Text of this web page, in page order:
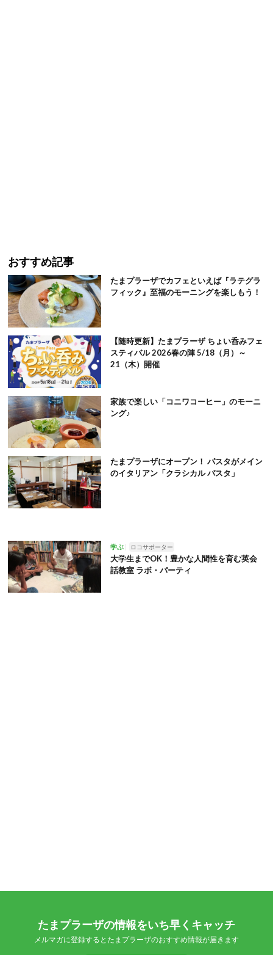
おすすめ記事
たまプラーザでカフェといえば『ラテグラ
フィック』至福のモーニングを楽しもう！
【随時更新】たまプラーザ ちょい呑みフェ
スティバル 2026春の陣 5/18（月）～
21（木）開催
家族で楽しい「コニワコーヒー」のモーニ
ング♪
たまプラーザにオープン！ パスタがメイン
のイタリアン「クラシカル パスタ」
学ぶ ロコサポーター
大学生までOK！豊かな人間性を育む英会
話教室 ラボ・パーティ
たまプラーザの情報をいち早くキャッチ
メルマガに登録するとたまプラーザのおすすめ情報が届きます